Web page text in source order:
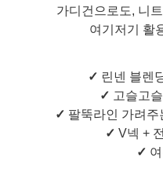
가디건으로도, 니
여기저기 활
✓ 린넨 블렌
✓ 고슬고
✓ 팔뚝라인 가려주
✓ V넥 +
✓